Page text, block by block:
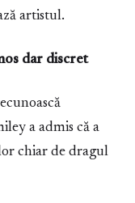
artistul.
dar discret
a admis că a
chiar de dragul